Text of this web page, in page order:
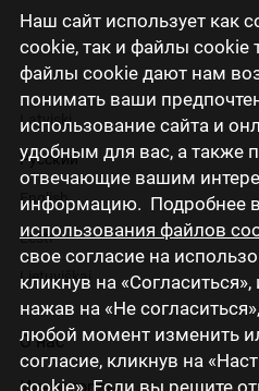
Наш сайт использует как
cookie, так и файлы cookie
файлы cookie дают нам
понимать ваши
использование сайта и
удобным для вас, а также
отвечающие вашим
информацию. Подробнее в
использования файлов
свое согласие на
кликнув на
нажав на «Не
любой момент изменить
согласие, кликнув на
cookie». Если вы решите
Latviski
Русский
English
Eesti
Lietuviškai
О нас